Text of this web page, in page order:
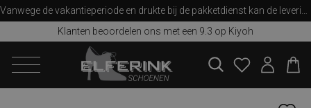
Klanten beoordelen ons met een 9.3 op Kiyoh
zoeken